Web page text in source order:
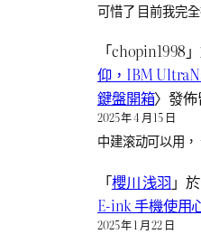
可惜了 目前我完
「chopin1998
仰，IBM
鍵盤開箱〉發
2025 年 4 月 15 日
中建滚动可以用
「櫻川 浅羽 」
E-ink 手機使用
2025 年 1 月 22 日